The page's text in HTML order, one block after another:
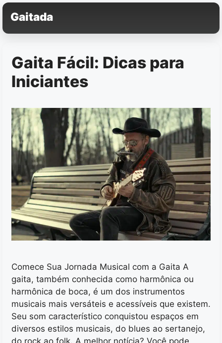
Pular
para
o
Gaitada
Gaita Fácil: Dicas para
Iniciantes
Comece Sua Jornada Musical com a Gaita A
gaita, também conhecida como harmônica ou
harmônica de boca, é um dos instrumentos
musicais mais versáteis e acessíveis que existem.
Seu som característico conquistou espaços em
diversos estilos musicais, do blues ao sertanejo,
do rock ao folk. A melhor notícia? Você pode